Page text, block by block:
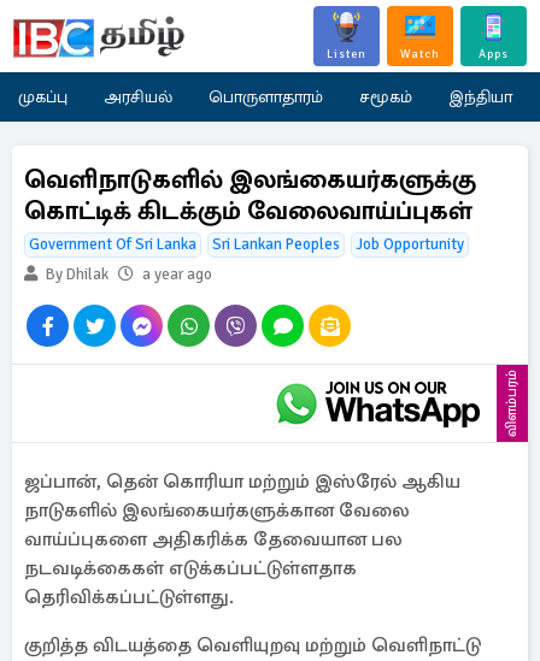
Listen Watch Apps
முகப்பு அரசியல் பொருளாதாரம் சமூகம் இந்தியா
வெளிநாடுகளில் இலங்கையர்களுக்கு
கொட்டிக் கிடக்கும் வேலைவாய்ப்புகள்
Government Of Sri Lanka Sri Lankan Peoples
Job Opportunity
By Dhilak
a year ago
விளம்பரம்
ஜப்பான், தென் கொரியா மற்றும் இஸ்ரேல் ஆகிய
நாடுகளில் இலங்கையர்களுக்கான வேலை
வாய்ப்புகளை அதிகரிக்க தேவையான பல
நடவடிக்கைகள் எடுக்கப்பட்டுள்ளதாக
தெரிவிக்கப்பட்டுள்ளது.
குறித்த விடயத்தை வெளியுறவு மற்றும் வெளிநாட்டு